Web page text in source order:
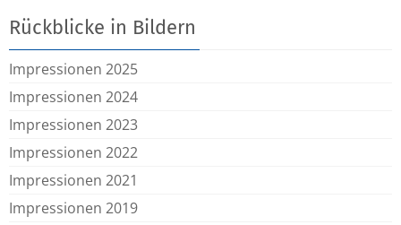
Rückblicke in Bildern
Impressionen 2025
Impressionen 2024
Impressionen 2023
Impressionen 2022
Impressionen 2021
Impressionen 2019